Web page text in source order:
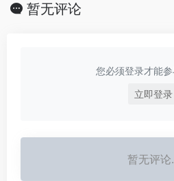
暂无评论
您必须登录才能参
立即登录
暂无评论